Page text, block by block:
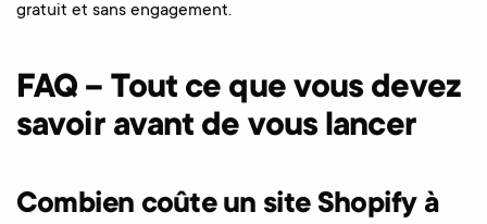
gratuit et sans engagement.
FAQ – Tout ce que vous devez
savoir avant de vous lancer
Combien coûte un site Shopify à